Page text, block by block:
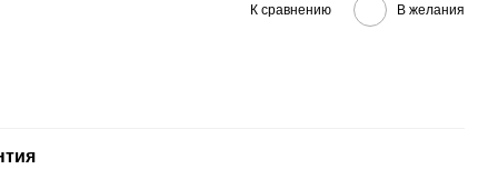
К сравнению В желания